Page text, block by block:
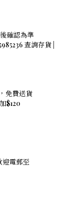
確認為準
查詢存貨 |
免費送貨
$120
迎電郵至